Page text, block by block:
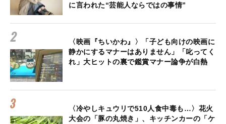
に言われた“芸能人ならではの事情”
〈映画『ちいかわ』〉「子ども向けの映画に
静かにするマナーはありません」「叱ってく
れ」大ヒットの裏で鑑賞マナー論争が白熱
〈冷やしキュウリで510人食中毒も…〉花火
大会の「豚の丸焼き」、キッチンカーの「ケ